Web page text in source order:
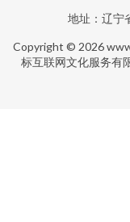
地址：辽宁
Copyright © 2026
标互联网文化服务有